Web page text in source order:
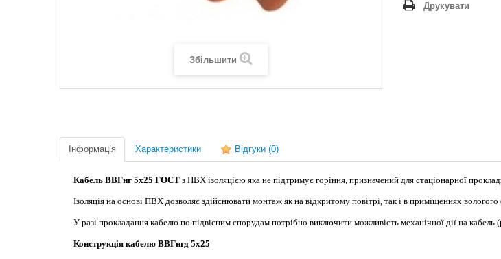
Збільшити
Друкувати
Інформація Характеристики Відгуки (0)
Кабель ВВГнг 5х25 ГОСТ з ПВХ ізоляцією яка не підтримує горіння, призначений для стаціонарної
Ізоляція на основі ПВХ дозволяє здійснювати монтаж як на відкритому повітрі, так і в приміщеннях вологого
У разі прокладання кабелю по підвісним спорудам потрібно виключити можливість механічної дії на кабель
Конструкція кабелю ВВГнгд 5х25